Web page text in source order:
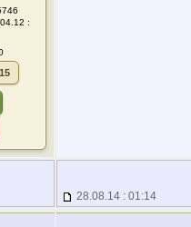
:
28.08.14 : 01:14